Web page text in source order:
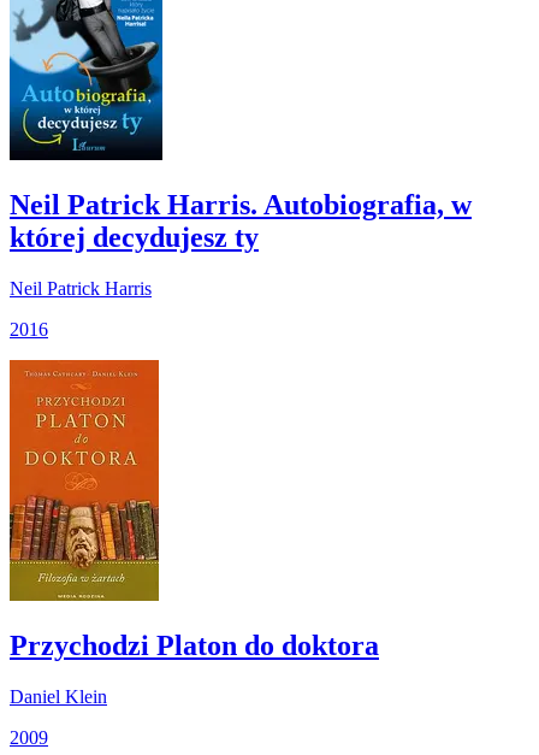
Neil Patrick Harris. Autobiografia, w
której decydujesz ty
Neil Patrick Harris
2016
Przychodzi Platon do doktora
Daniel Klein
2009